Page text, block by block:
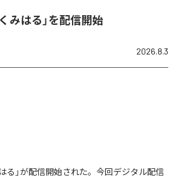
みはる」を配信開始
2026.8.3
る」が配信開始された。今回デジタル配信